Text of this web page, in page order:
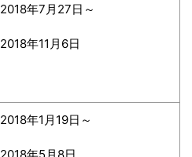
2018年7月27日～
2018年11月6日
2018年1月19日～